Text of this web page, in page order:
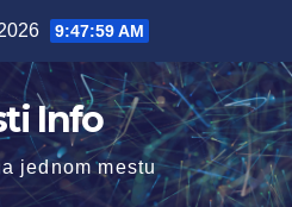
9:48:00 AM
Info
jednom mestu